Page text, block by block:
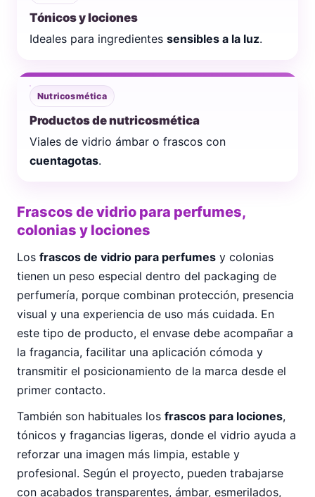
Tónicos y lociones
Ideales para ingredientes sensibles a la luz.
Nutricosmética
Productos de nutricosmética
Viales de vidrio ámbar o frascos con
cuentagotas.
Frascos de vidrio para perfumes,
colonias y lociones
Los frascos de vidrio para perfumes y colonias
tienen un peso especial dentro del packaging de
perfumería, porque combinan protección, presencia
visual y una experiencia de uso más cuidada. En
este tipo de producto, el envase debe acompañar a
la fragancia, facilitar una aplicación cómoda y
transmitir el posicionamiento de la marca desde el
primer contacto.
También son habituales los frascos para lociones,
tónicos y fragancias ligeras, donde el vidrio ayuda a
reforzar una imagen más limpia, estable y
profesional. Según el proyecto, pueden trabajarse
con acabados transparentes, ámbar, esmerilados,